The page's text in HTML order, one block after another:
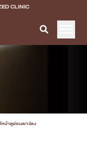
CLINIC
หน้าดูอ่อนเยาว์ลง